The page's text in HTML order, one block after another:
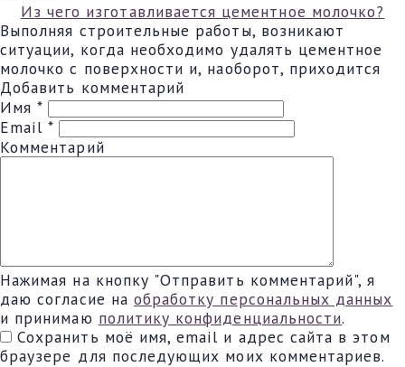
Из чего изготавливается цементное молочко?
Выполняя строительные работы, возникают
ситуации, когда необходимо удалять цементное
молочко с поверхности и, наоборот, приходится
Добавить комментарий
Имя*
Email*
Комментарий
Нажимая на кнопку "Отправить комментарий", я
даю согласие на обработку персональных данных
и принимаю политику конфиденциальности.
Сохранить моё имя, email и адрес сайта в этом
браузере для последующих моих комментариев.